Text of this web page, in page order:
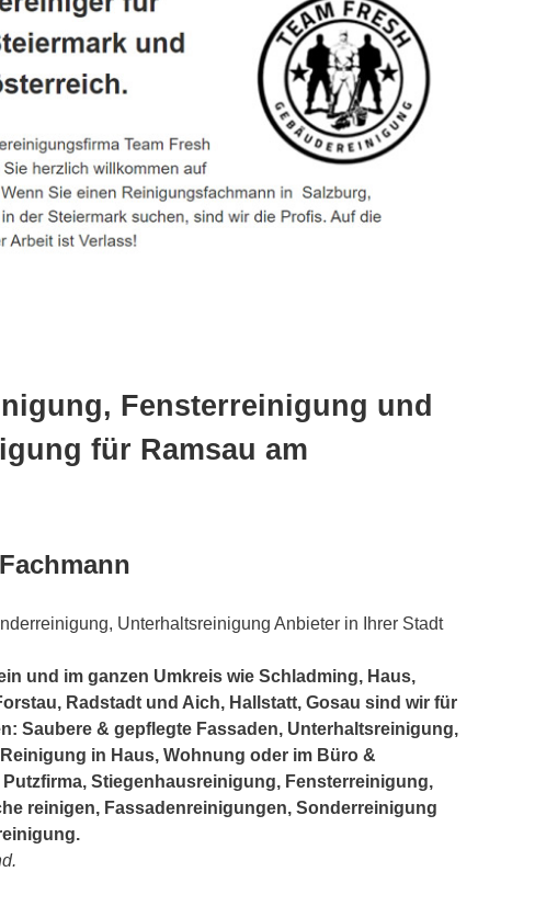
Fensterreinigung und
für Ramsau am
Unterhaltsreinigung Anbieter in Ihrer Stadt
und im ganzen Umkreis wie Schladming, Haus,
Radstadt und Aich, Hallstatt, Gosau sind wir für
Saubere & gepflegte Fassaden, Unterhaltsreinigung,
in Haus, Wohnung oder im Büro &
Stiegenhausreinigung, Fensterreinigung,
reinigen, Fassadenreinigungen, Sonderreinigung